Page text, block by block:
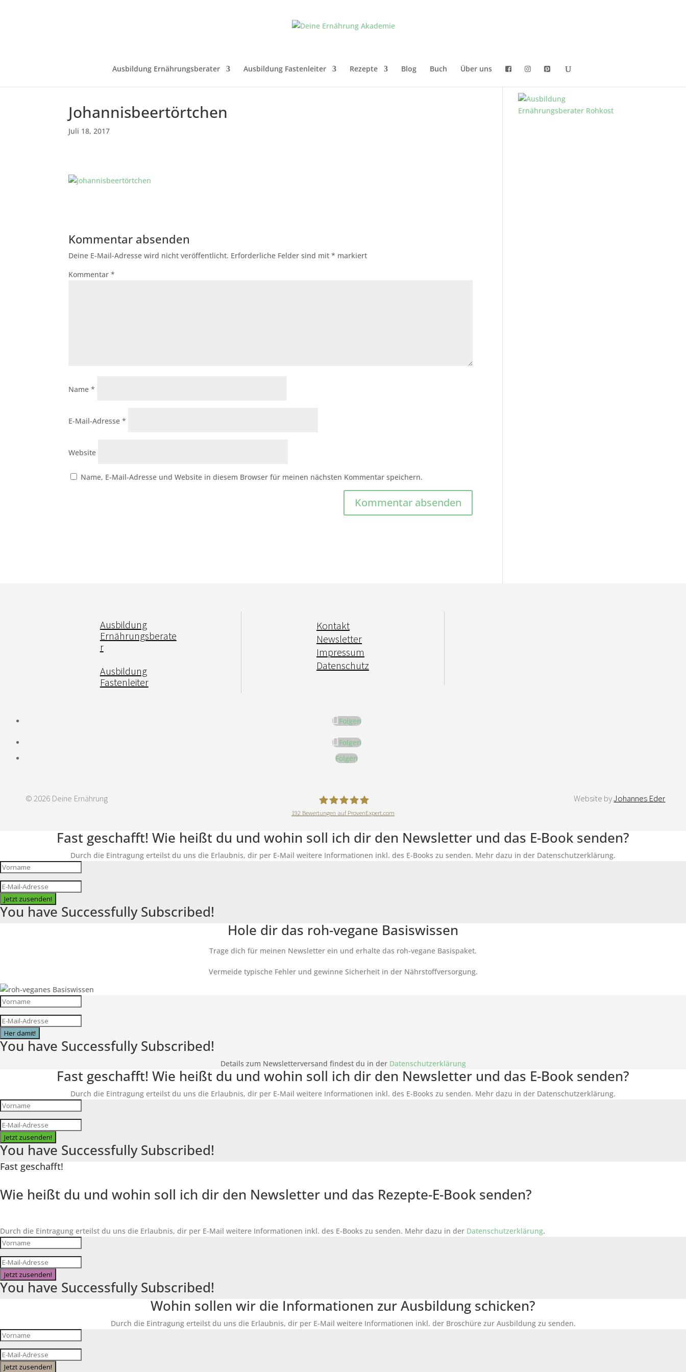
Ausbildung Ernährungsberater Ausbildung Fastenleiter Rezepte Blog Buch Über uns
Johannisbeertörtchen
Juli 18, 2017
Kommentar absenden
Deine E-Mail-Adresse wird nicht veröffentlicht. Erforderliche Felder sind mit* markiert
Kommentar*
Name*
E-Mail-Adresse*
Website
Name, E-Mail-Adresse und Website in diesem Browser für meinen nächsten Kommentar speichern.
Ausbildung
Ernährungsberate
r
Ausbildung
Fastenleiter
Kontakt
Newsletter
Impressum
Datenschutz
Folgen
Folgen
Folgen
© 2026 Deine Ernährung
DeineErnährungAkademie
192 Bewertungen auf ProvenExpert.com
Website byJohannes Eder
Fast geschafft! Wie heißt du und wohin soll ich dir den Newsletter und das E-Book senden?
Durch die Eintragung erteilst du uns die Erlaubnis, dir per E-Mail weitere Informationen inkl. des E-Books zu senden. Mehr dazu in der Datenschutzerklärung.
Jetzt zusenden!
You have Successfully Subscribed!
Hole dir das roh-vegane Basiswissen
Trage dich für meinen Newsletter ein und erhalte das roh-vegane Basispaket.
Vermeide typische Fehler und gewinne Sicherheit in der Nährstoffversorgung.
Her damit!
You have Successfully Subscribed!
Details zum Newsletterversand findest du in der Datenschutzerklärung
Fast geschafft! Wie heißt du und wohin soll ich dir den Newsletter und das E-Book senden?
Durch die Eintragung erteilst du uns die Erlaubnis, dir per E-Mail weitere Informationen inkl. des E-Books zu senden. Mehr dazu in der Datenschutzerklärung.
Jetzt zusenden!
You have Successfully Subscribed!
Fast geschafft!
Wie heißt du und wohin soll ich dir den Newsletter und das Rezepte-E-Book senden?
Durch die Eintragung erteilst du uns die Erlaubnis, dir per E-Mail weitere Informationen inkl. des E-Books zu senden. Mehr dazu in der Datenschutzerklärung.
Jetzt zusenden!
You have Successfully Subscribed!
Wohin sollen wir die Informationen zur Ausbildung schicken?
Durch die Eintragung erteilst du uns die Erlaubnis, dir per E-Mail weitere Informationen inkl. der Broschüre zur Ausbildung zu senden.
Jetzt zusenden!